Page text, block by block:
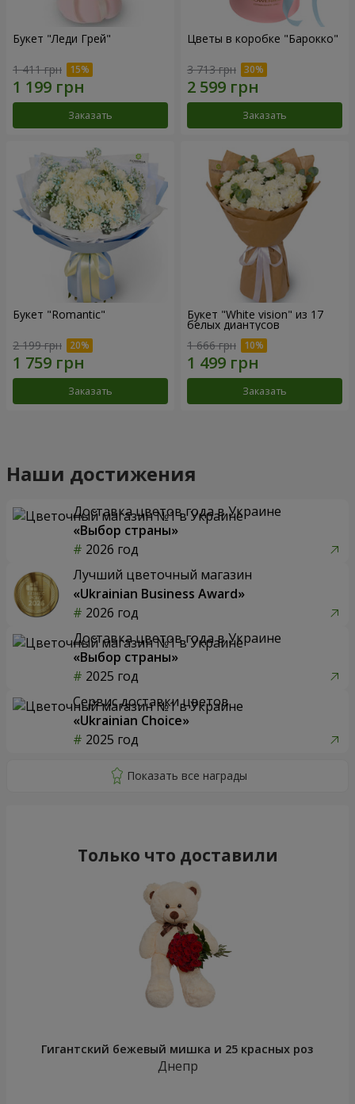
Букет "Леди Грей"
1 411 грн
Заказать
Цветы в коробке "Барокко"
3 713 грн
Заказать
Букет "Romantic"
2 199 грн
Заказать
Букет "White vision" из 17
белых диантусов
1 666 грн
Заказать
Наши достижения
Доставка цветов года в Украине
«Выбор страны»
2026 год
Лучший цветочный магазин
«Ukrainian Business Award»
2026 год
Доставка цветов года в Украине
«Выбор страны»
2025 год
Сервис доставки цветов
«Ukrainian Choice»
2025 год
Только что доставили
Гигантский бежевый мишка и 25 красных роз
Днепр